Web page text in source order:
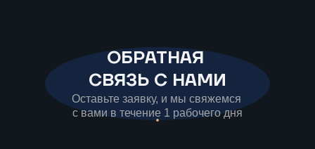
ОБРАТНАЯ
СВЯЗЬ С НАМИ
Оставьте заявку, и мы свяжемся
с вами в течение 1 рабочего дня